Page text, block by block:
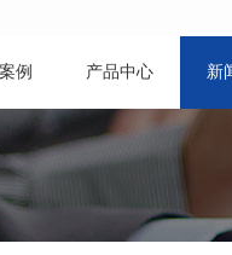
例 产品中心 新